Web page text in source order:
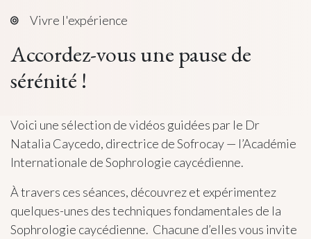
Vivre l'expérience
Accordez-vous unepause de
sérénité !
Voici une sélection de vidéos guidées par le Dr
Natalia Caycedo, directrice de Sofrocay — l’Académie
Internationale de Sophrologie caycédienne.
À travers ces séances, découvrez et expérimentez
quelques-unes des techniques fondamentales de la
Sophrologie caycédienne. Chacune d’elles vous invite